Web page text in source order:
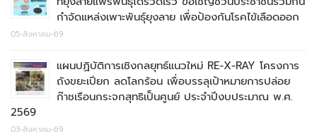
กำจัดแหล่งเพาะพันธุ์ยุงลาย เพื่อป้องกันโรคไข้เลือดออก
05-สิงหาคม-69
แผนปฏิบัติการเชิงกลยุทธ์แนวใหม่ RE-X-RAY โครงการ
ถังขยะเปียก ลดโลกร้อน เพื่อบรรลุเป้าหมายการปล่อย
ก๊าชเรือนกระจกสุทธิเป็นศูนย์ ประจำปีงบประมาณ พ.ศ.
2569
03-สิงหาคม-69